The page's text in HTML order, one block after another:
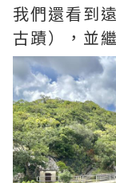
我們還看到
古蹟），並